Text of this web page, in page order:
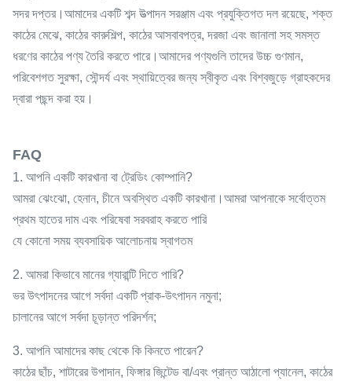
সদর দপ্তর।আমাদের একটি শব্দ উত্পাদন সরঞ্জাম এবং প্রযুক্তিগত দল রয়েছে, শক্ত
কাঠের মেঝে, কাঠের কারুশিল্প, কাঠের আসবাবপত্র, দরজা এবং জানালা সহ সমস্ত
ধরণের কাঠের পণ্য তৈরি করতে পারে।আমাদের পণ্যগুলি তাদের উচ্চ গুণমান,
পরিবেশগত সুরক্ষা, সৌন্দর্য এবং স্থায়িত্বের জন্য স্বীকৃত এবং বিশ্বজুড়ে গ্রাহকদের
দ্বারা পছন্দ করা হয়।
FAQ
1. আপনি একটি কারখানা বা ট্রেডিং কোম্পানি?
আমরা ঝেংঝো, হেনান, চীনে অবস্থিত একটি কারখানা।আমরা আপনাকে সর্বোত্তম
প্রথম হাতের দাম এবং পরিষেবা সরবরাহ করতে পারি
যে কোনো সময় ব্যবসায়িক আলোচনায় স্বাগতম
2. আমরা কিভাবে মানের গ্যারান্টি দিতে পারি?
ভর উৎপাদনের আগে সর্বদা একটি প্রাক-উৎপাদন নমুনা;
চালানের আগে সর্বদা চূড়ান্ত পরিদর্শন;
3. আপনি আমাদের কাছ থেকে কি কিনতে পারেন?
কাঠের ছাঁচ, শাটারের উপাদান, ফিঙ্গার জিন্টেড বা/এবং প্রান্ত আঠালো প্যানেল, কাঠের